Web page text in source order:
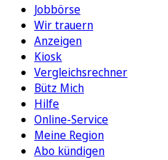
Jobbörse
Wir trauern
Anzeigen
Kiosk
Vergleichsrechner
Bütz Mich
Hilfe
Online-Service
Meine Region
Abo kündigen